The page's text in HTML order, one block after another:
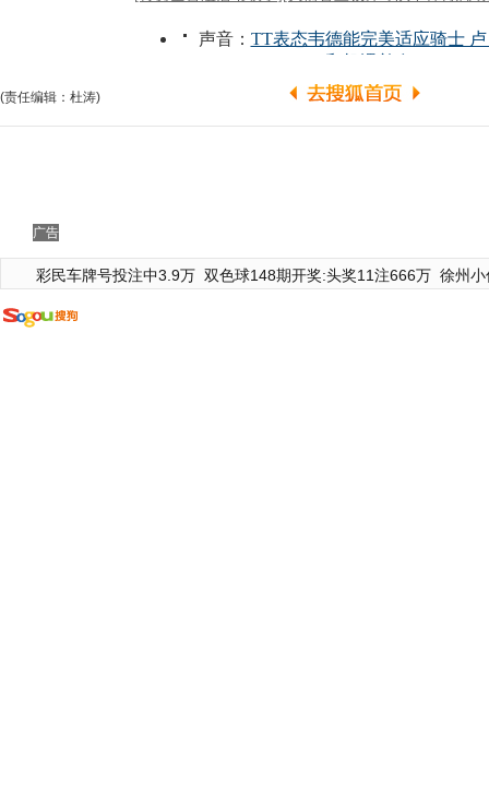
(责任编辑：杜涛)
广告
彩民车牌号投注中3.9万 双色球148期开奖:头奖11注666万 徐州